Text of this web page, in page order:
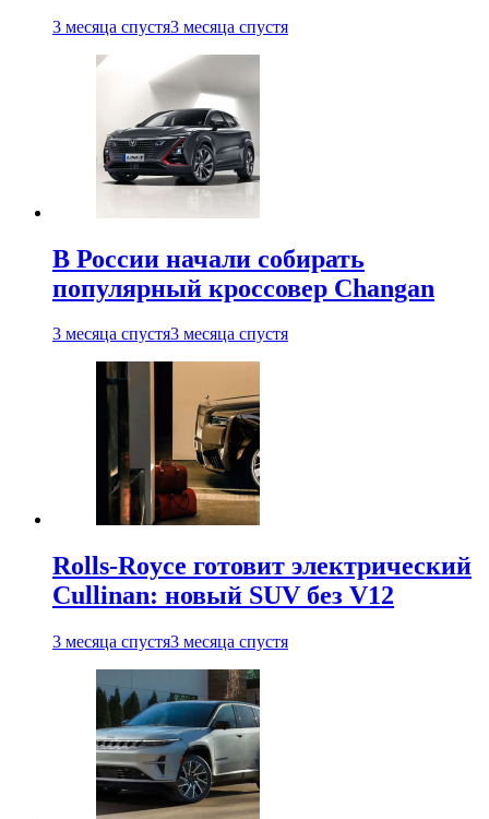
3 месяца спустя3 месяца спустя
В России начали собирать
популярный кроссовер Changan
3 месяца спустя3 месяца спустя
Rolls-Royce готовит электрический
Cullinan: новый SUV без V12
3 месяца спустя3 месяца спустя